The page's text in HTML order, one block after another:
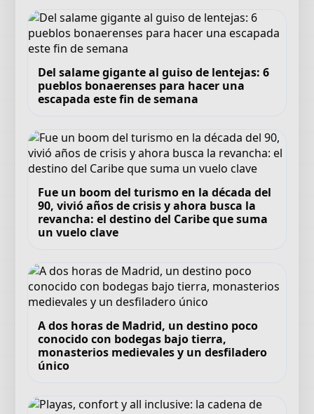
Del salame gigante al guiso de lentejas: 6
pueblos bonaerenses para hacer una
escapada este fin de semana
Fue un boom del turismo en la década del
90, vivió años de crisis y ahora busca la
revancha: el destino del Caribe que suma
un vuelo clave
A dos horas de Madrid, un destino poco
conocido con bodegas bajo tierra,
monasterios medievales y un desfiladero
único